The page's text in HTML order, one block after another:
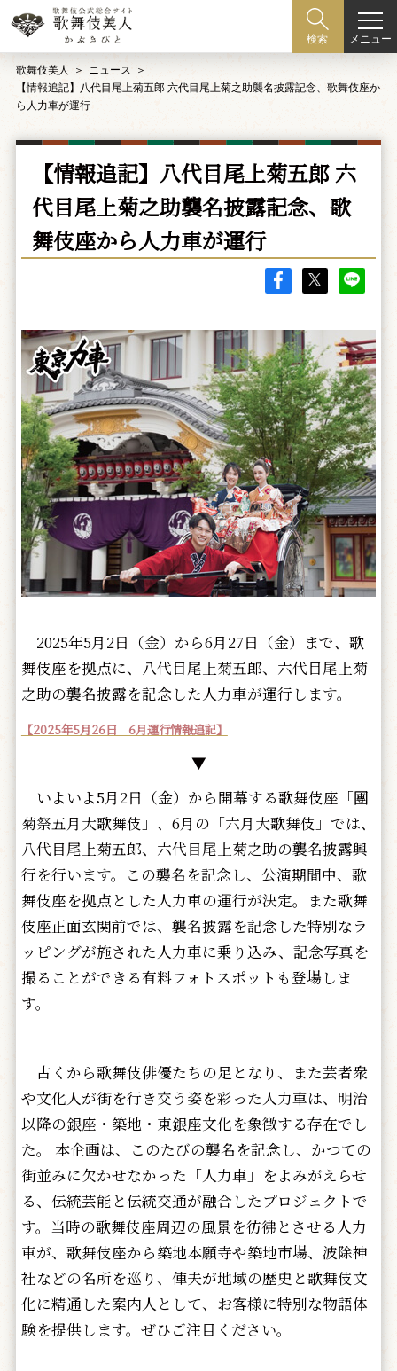
検索 メニュー
歌舞伎美人
ニュース
【情報追記】八代目尾上菊五郎 六代目尾上菊之助襲名披露記念、歌舞伎座か
ら人力車が運行
【情報追記】八代目尾上菊五郎 六
代目尾上菊之助襲名披露記念、歌
舞伎座から人力車が運行
2025年5月2日（金）から6月27日（金）まで、歌
舞伎座を拠点に、八代目尾上菊五郎、六代目尾上菊
之助の襲名披露を記念した人力車が運行します。
【2025年5月26日 6月運行情報追記】
▼
いよいよ5月2日（金）から開幕する歌舞伎座「團
菊祭五月大歌舞伎」、6月の「六月大歌舞伎」では、
八代目尾上菊五郎、六代目尾上菊之助の襲名披露興
行を行います。この襲名を記念し、公演期間中、歌
舞伎座を拠点とした人力車の運行が決定。また歌舞
伎座正面玄関前では、襲名披露を記念した特別なラ
ッピングが施された人力車に乗り込み、記念写真を
撮ることができる有料フォトスポットも登場しま
す。
古くから歌舞伎俳優たちの足となり、また芸者衆
や文化人が街を行き交う姿を彩った人力車は、明治
以降の銀座・築地・東銀座文化を象徴する存在でし
た。 本企画は、このたびの襲名を記念し、かつての
街並みに欠かせなかった「人力車」をよみがえらせ
る、伝統芸能と伝統交通が融合したプロジェクトで
す。当時の歌舞伎座周辺の風景を彷彿とさせる人力
車が、歌舞伎座から築地本願寺や築地市場、波除神
社などの名所を巡り、俥夫が地域の歴史と歌舞伎文
化に精通した案内人として、お客様に特別な物語体
験を提供します。ぜひご注目ください。